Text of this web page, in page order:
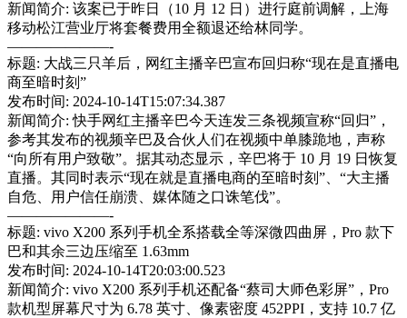
新闻简介: 该案已于昨日（10 月 12 日）进行庭前调解，上海
移动松江营业厅将套餐费用全额退还给林同学。
———————-
标题: 大战三只羊后，网红主播辛巴宣布回归称“现在是直播电
商至暗时刻”
发布时间: 2024-10-14T15:07:34.387
新闻简介: 快手网红主播辛巴今天连发三条视频宣称“回归”，
参考其发布的视频辛巴及合伙人们在视频中单膝跪地，声称
“向所有用户致敬”。据其动态显示，辛巴将于 10 月 19 日恢复
直播。其同时表示“现在就是直播电商的至暗时刻”、“大主播
自危、用户信任崩溃、媒体随之口诛笔伐”。
———————-
标题: vivo X200 系列手机全系搭载全等深微四曲屏，Pro 款下
巴和其余三边压缩至 1.63mm
发布时间: 2024-10-14T20:03:00.523
新闻简介: vivo X200 系列手机还配备“蔡司大师色彩屏”，Pro
款机型屏幕尺寸为 6.78 英寸、像素密度 452PPI，支持 10.7 亿